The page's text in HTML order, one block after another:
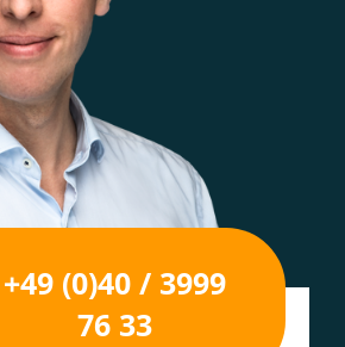
+49 (0)40 / 3999
76 33